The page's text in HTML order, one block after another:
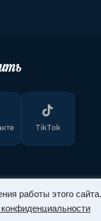
работы этого сайта.
TikTok